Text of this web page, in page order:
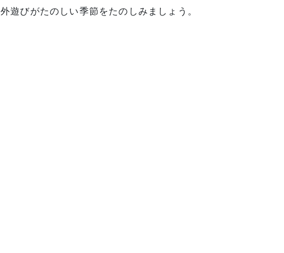
外遊びがたのしい季節をたのしみましょう。